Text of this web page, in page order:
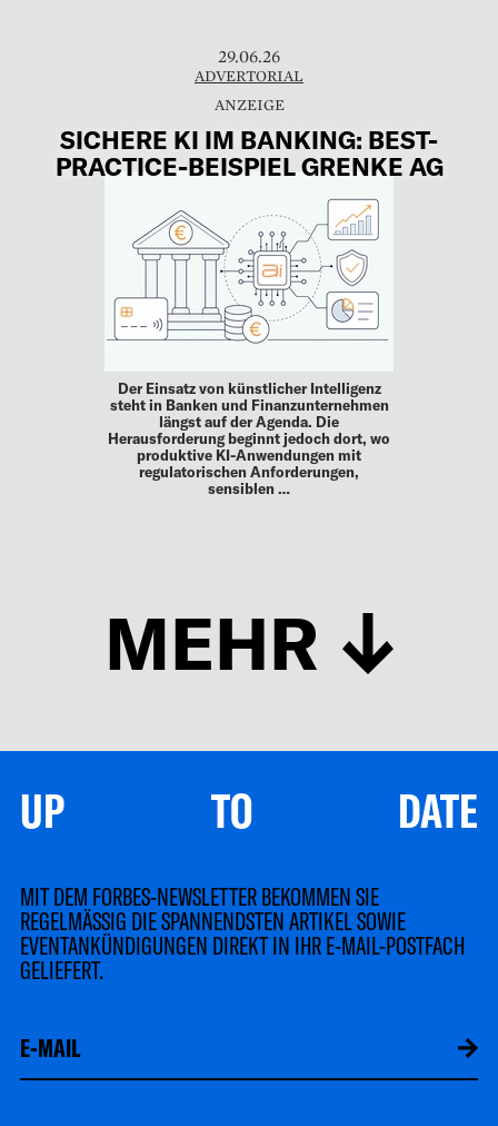
29.06.26
ADVERTORIAL
SICHERE KI IM BANKING: BEST-
PRACTICE-BEISPIEL GRENKE AG
Der Einsatz von künstlicher Intelligenz
steht in Banken und Finanzunternehmen
längst auf der Agenda. Die
Herausforderung beginnt jedoch dort, wo
produktive KI-Anwendungen mit
regulatorischen Anforderungen,
sensiblen …
MEHR
UP TO DATE
MIT DEM FORBES-NEWSLETTER BEKOMMEN SIE
REGELMÄSSIG DIE SPANNENDSTEN ARTIKEL SOWIE
EVENTANKÜNDIGUNGEN DIREKT IN IHR E-MAIL-POSTFACH
GELIEFERT.